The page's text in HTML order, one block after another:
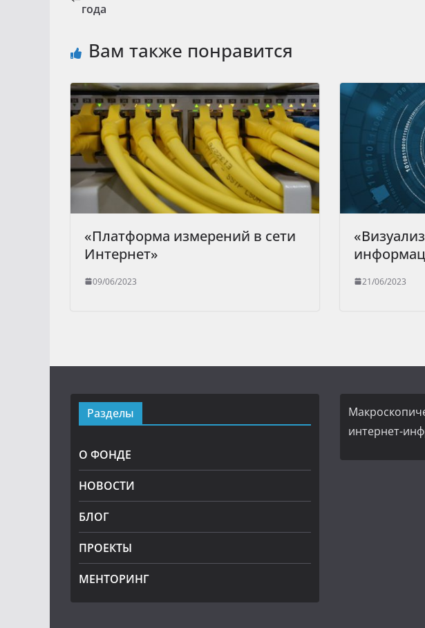
года
Вам также понравится
«Платформа измерений в сети
Интернет»
09/06/2023 21/06/2023
Разделы
О ФОНДЕ
НОВОСТИ
БЛОГ
ПРОЕКТЫ
МЕНТОРИНГ
интернет-